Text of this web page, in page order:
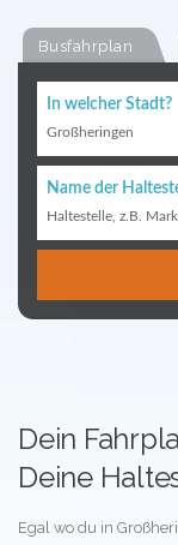
Busfahrplan
In welcher Stadt?
Großheringen
Name der
Haltestelle, z.B.
Dein
Deine
Egal wo du in